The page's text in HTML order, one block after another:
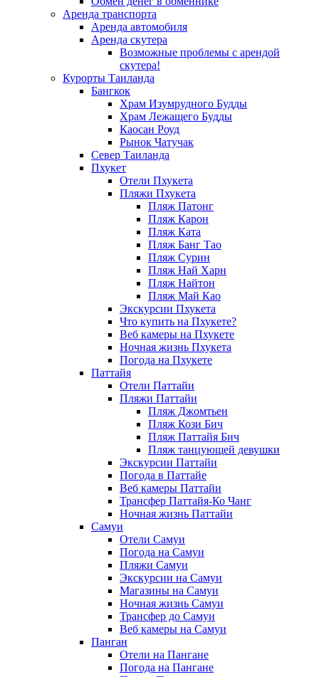
Аренда транспорта
Аренда автомобиля
Аренда скутера
Возможные проблемы с арендой
скутера!
Курорты Таиланда
Бангкок
Храм Изумрудного Будды
Храм Лежащего Будды
Каосан Роуд
Рынок Чатучак
Север Таиланда
Пхукет
Отели Пхукета
Пляжи Пхукета
Пляж Патонг
Пляж Карон
Пляж Ката
Пляж Банг Тао
Пляж Сурин
Пляж Най Харн
Пляж Найтон
Пляж Май Као
Экскурсии Пхукета
Что купить на Пхукете?
Веб камеры на Пхукете
Ночная жизнь Пхукета
Погода на Пхукете
Паттайя
Отели Паттайи
Пляжи Паттайи
Пляж Джомтьен
Пляж Кози Бич
Пляж Паттайя Бич
Пляж танцующей девушки
Экскурсии Паттайи
Погода в Паттайе
Веб камеры Паттайи
Трансфер Паттайя-Ко Чанг
Ночная жизнь Паттайи
Самуи
Отели Самуи
Погода на Самуи
Пляжи Самуи
Экскурсии на Самуи
Магазины на Самуи
Ночная жизнь Самуи
Трансфер до Самуи
Веб камеры на Самуи
Панган
Отели на Пангане
Погода на Пангане